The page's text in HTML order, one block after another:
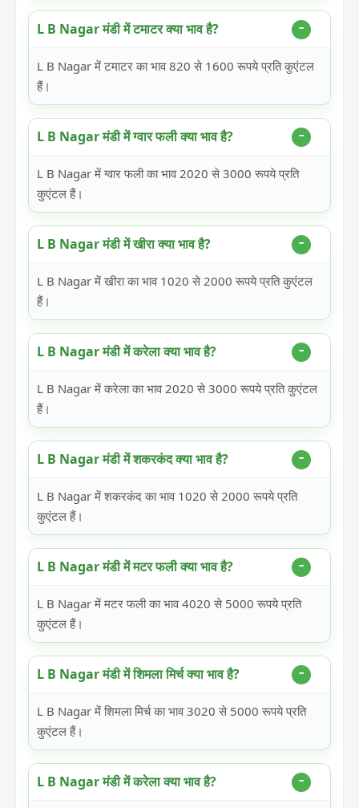
L B Nagar मंडी में टमाटर क्या भाव है?
L B Nagar में टमाटर का भाव 820 से 1600 रूपये प्रति कुएंटल
हैं।
L B Nagar मंडी में ग्वार फली क्या भाव है?
L B Nagar में ग्वार फली का भाव 2020 से 3000 रूपये प्रति
कुएंटल हैं।
L B Nagar मंडी में खीरा क्या भाव है?
L B Nagar में खीरा का भाव 1020 से 2000 रूपये प्रति कुएंटल
हैं।
L B Nagar मंडी में करेला क्या भाव है?
L B Nagar में करेला का भाव 2020 से 3000 रूपये प्रति कुएंटल
हैं।
L B Nagar मंडी में शकरकंद क्या भाव है?
L B Nagar में शकरकंद का भाव 1020 से 2000 रूपये प्रति
कुएंटल हैं।
L B Nagar मंडी में मटर फली क्या भाव है?
L B Nagar में मटर फली का भाव 4020 से 5000 रूपये प्रति
कुएंटल हैं।
L B Nagar मंडी में शिमला मिर्च क्या भाव है?
L B Nagar में शिमला मिर्च का भाव 3020 से 5000 रूपये प्रति
कुएंटल हैं।
L B Nagar मंडी में करेला क्या भाव है?